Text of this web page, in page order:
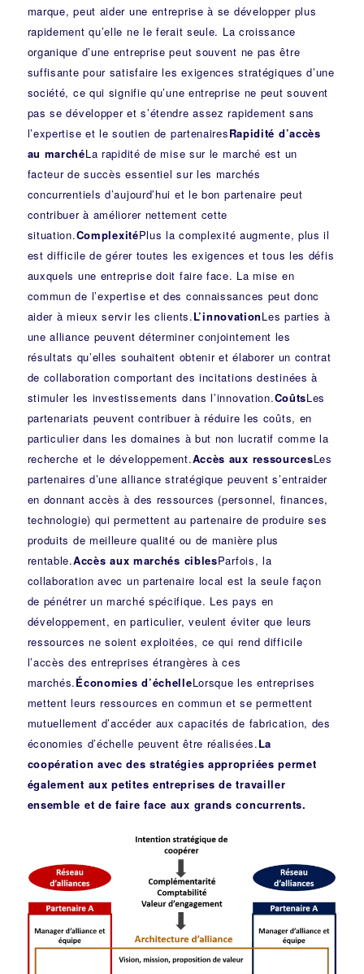
marque, peut aider une entreprise à se développer plus
rapidement qu’elle ne le ferait seule. La croissance
organique d’une entreprise peut souvent ne pas être
suffisante pour satisfaire les exigences stratégiques d’une
société, ce qui signifie qu’une entreprise ne peut souvent
pas se développer et s’étendre assez rapidement sans
l’expertise et le soutien de partenairesRapidité d’accès
au marchéLa rapidité de mise sur le marché est un
facteur de succès essentiel sur les marchés
concurrentiels d’aujourd’hui et le bon partenaire peut
contribuer à améliorer nettement cette
situation.ComplexitéPlus la complexité augmente, plus il
est difficile de gérer toutes les exigences et tous les défis
auxquels une entreprise doit faire face. La mise en
commun de l’expertise et des connaissances peut donc
aider à mieux servir les clients.L’innovationLes parties à
une alliance peuvent déterminer conjointement les
résultats qu’elles souhaitent obtenir et élaborer un contrat
de collaboration comportant des incitations destinées à
stimuler les investissements dans l’innovation.CoûtsLes
partenariats peuvent contribuer à réduire les coûts, en
particulier dans les domaines à but non lucratif comme la
recherche et le développement.Accès aux ressourcesLes
partenaires d’une alliance stratégique peuvent s’entraider
en donnant accès à des ressources (personnel, finances,
technologie) qui permettent au partenaire de produire ses
produits de meilleure qualité ou de manière plus
rentable.Accès aux marchés ciblesParfois, la
collaboration avec un partenaire local est la seule façon
de pénétrer un marché spécifique. Les pays en
développement, en particulier, veulent éviter que leurs
ressources ne soient exploitées, ce qui rend difficile
l’accès des entreprises étrangères à ces
marchés.Économies d’échelleLorsque les entreprises
mettent leurs ressources en commun et se permettent
mutuellement d’accéder aux capacités de fabrication, des
économies d’échelle peuvent être réalisées.La
coopération avec des stratégies appropriées permet
également aux petites entreprises de travailler
ensemble et de faire face aux grands concurrents.